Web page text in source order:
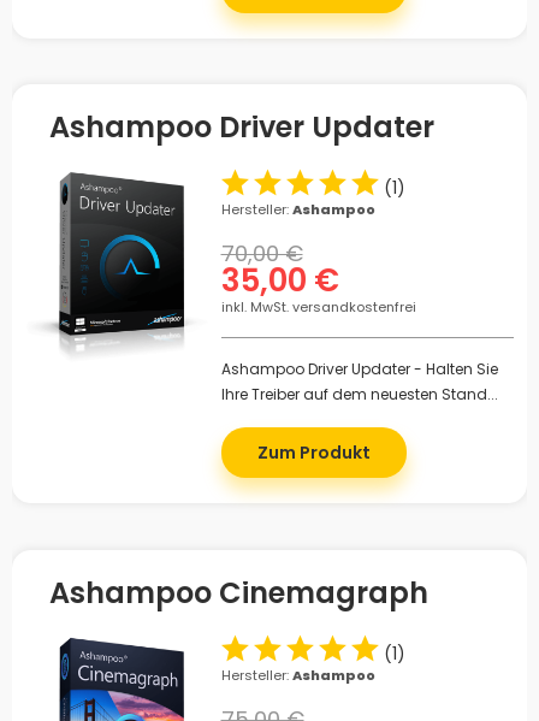
Ashampoo Driver Updater
(1)
Hersteller:Ashampoo
35,00 €
70,00 €
inkl. MwSt. versandkostenfrei
Ashampoo Driver Updater - Halten Sie
Ihre Treiber auf dem neuesten Stand...
Zum Produkt
Ashampoo Cinemagraph
(1)
Hersteller:Ashampoo